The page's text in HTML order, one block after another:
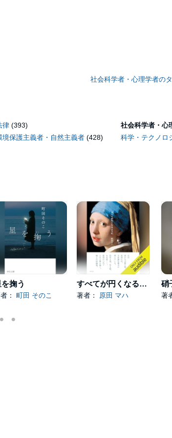
社会科学者・心理学者の
律 (393) 社会科学者・心
境保護主義者・自然主義者 (428) 科学・テクノロ
掬う
者：町田 そのこ
すべてが円くなるように
著者： 原田 マハ
硝
著